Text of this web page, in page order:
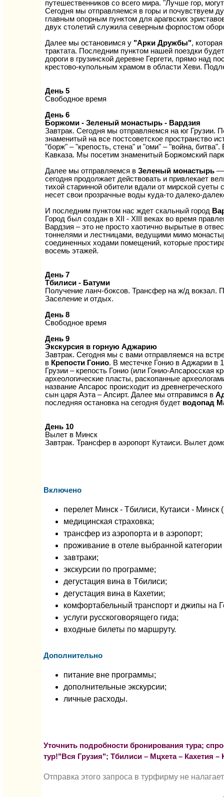
путешественников со всего мира. "Лучше гор,
Сегодня мы отправляемся в горы и почувствуем
главным опорным пунктом для арагвских
двух столетий служила северным форпостом
Далее мы остановимся у "Арки Дружбы",
трактата. Последним пунктом нашей поездки
дороги в грузинской деревне Гергети, прямо над
крестово-купольным храмом в области Хеви.
День 5
Свободное время
День 6
Боржоми - Зеленый монастырь - Вардзия
Завтрак. Сегодня мы отправляемся на юг Грузии.
знаменитый на все постсоветское пространство
"борж" – "крепость, стена" и "оми" – "война,
Кавказа. Мы посетим знаменитый Боржомский
Далее мы отправляемся в Зеленый монастырь —
сегодня продолжает действовать и привлекает
тихой старинной обители вдали от мирской
несет свои прозрачные воды куда-то далеко-
И последним пунктом нас ждет скальный город
Город был создан в XII - XIII веках во время
Вардзия – это не просто хаотично вырытые в
тоннелями и лестницами, ведущими мимо
соединенных ходами помещений, которые
восемь этажей.
День 7
Тбилиси - Батуми
Получение ланч-боксов. Трансфер на ж/д вокзал.
Заселение и отдых.
День 8
Свободное время
День 9
Экскурсия в горную Аджарию
Завтрак. Сегодня мы с вами отправляемся на
в Крепости Гонио. В местечке Гонио в Аджарии в
Грузии – крепость Гонио (или Гонио-Апсаросская
археологические пласты, раскопанные
название Апсарос происходит из
сын царя Аэта – Апсирт. Далее мы отправимся в
последняя остановка на сегодня будет водопад
День 10
Вылет в Минск
Завтрак. Трансфер в аэропорт Кутаиси. Вылет
Включено
перелет Минск - Тбилиси, Кутаиси - Минск
медицинская страховка;
трансфер из аэропорта и в аэропорт;
проживание в отеле выбранной
завтраки;
экскурсии по программе;
дегустация вина в Тбилиси;
дегустация вина в Кахетии;
комфортабельный транспорт и джипы на
услуги русскоговорящего гида;
входные билеты по маршруту.
Дополнительно
питание вне программы;
дополнительные экскурсии;
личные расходы.
Уточнить подробности бронирования тура;
тур!"Вся Грузия"; Тбилиси – Мцхета – Кахетия
Отправка этого запроса в турфирму не